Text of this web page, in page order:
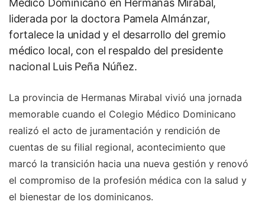
Médico Dominicano en Hermanas Mirabal,
liderada por la doctora Pamela Almánzar,
fortalece la unidad y el desarrollo del gremio
médico local, con el respaldo del presidente
nacional Luis Peña Núñez.
La provincia de Hermanas Mirabal vivió una jornada
memorable cuando el Colegio Médico Dominicano
realizó el acto de juramentación y rendición de
cuentas de su filial regional, acontecimiento que
marcó la transición hacia una nueva gestión y renovó
el compromiso de la profesión médica con la salud y
el bienestar de los dominicanos.